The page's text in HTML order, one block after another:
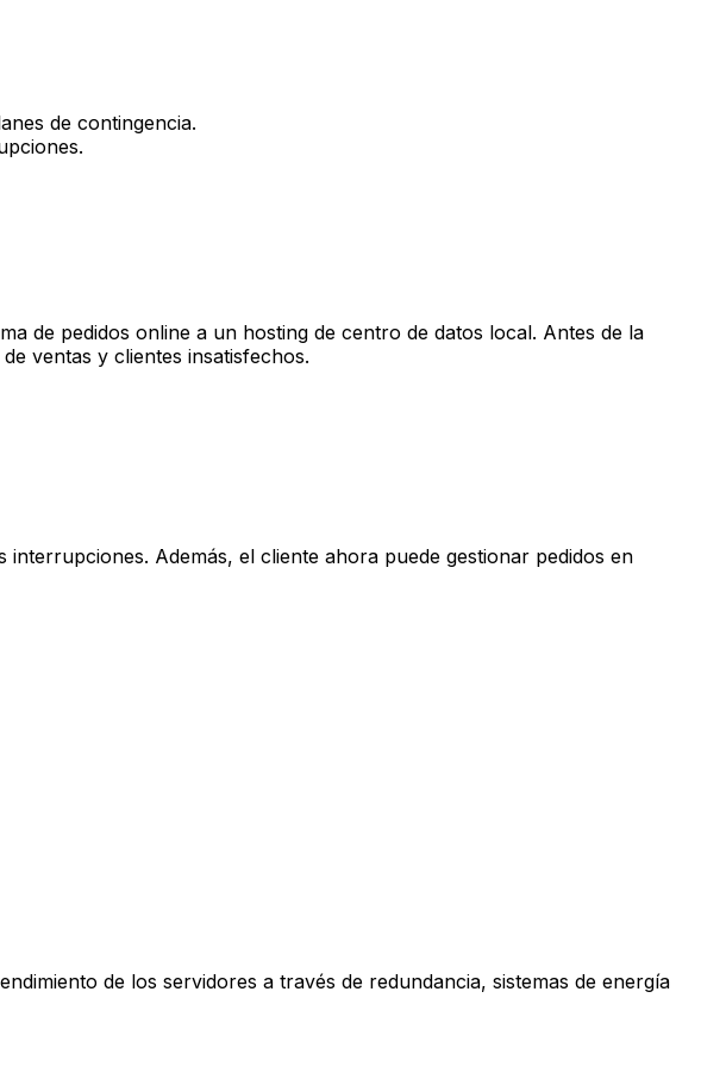
de contingencia.
de pedidos online a un hosting de centro de datos local. Antes de la
ventas y clientes insatisfechos.
Además, el cliente ahora puede gestionar pedidos en
de los servidores a través de redundancia, sistemas de energía